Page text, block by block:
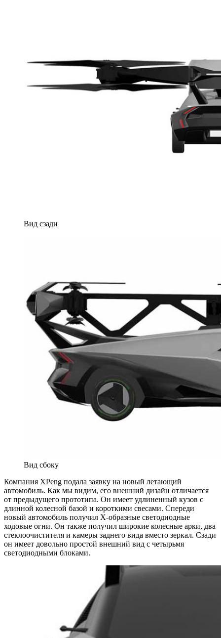
Вид сзади
Вид сбоку
Компания XPeng подала заявку на новый летающий
автомобиль. Как мы видим, его внешний дизайн отличается
от предыдущего прототипа. Он имеет удлиненный кузов с
длинной колесной базой и короткими свесами. Спереди
новый автомобиль получил Х-образные светодиодные
ходовые огни. Он также получил широкие колесные арки, два
стеклоочистителя и камеры заднего вида вместо зеркал. Сзади
он имеет довольно простой внешний вид с четырьмя
светодиодными блоками.